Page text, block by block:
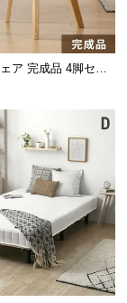
ア 完成品 4脚セッ